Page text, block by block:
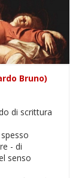
Bruno)
di scrittura
- di
senso